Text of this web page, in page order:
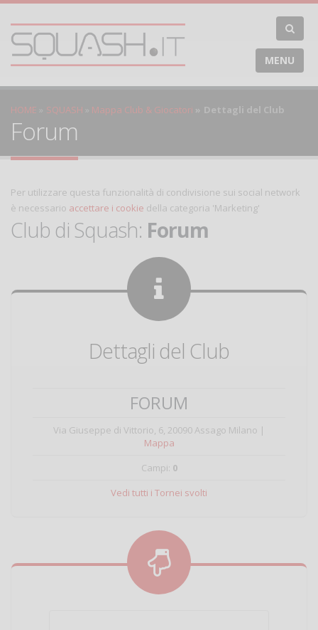
MENU
HOME SQUASH Mappa Club & Giocatori Dettagli del Club
Forum
Per utilizzare questa funzionalità di condivisione sui social network
è necessario accettare i cookie della categoria 'Marketing'
Club di Squash: Forum
Dettagli del Club
FORUM
Via Giuseppe di Vittorio, 6, 20090 Assago Milano |
Mappa
Campi: 0
Vedi tutti i Tornei svolti